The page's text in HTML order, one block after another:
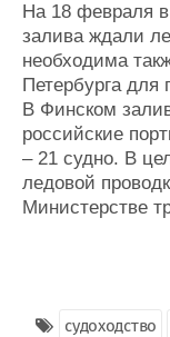
Реклама
Конференции
Выставки и
Личности
Словарь
На 18 февраля в
залива ждали
необходима
Петербурга для
В Финском
российские
– 21 судно. В
ледовой
Министерстве
судоходство